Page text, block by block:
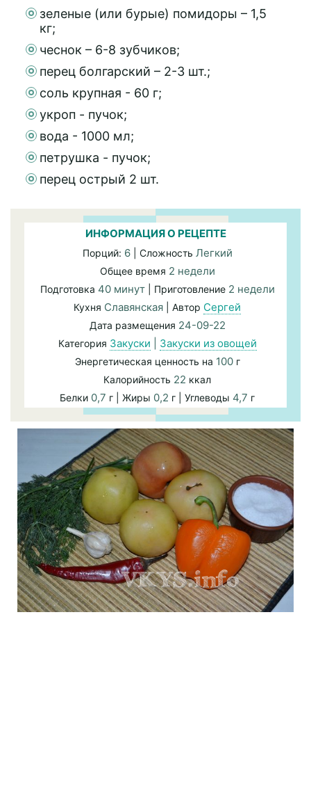
зеленые (или бурые) помидоры – 1,5
кг;
чеснок – 6-8 зубчиков;
перец болгарский – 2-3 шт.;
соль крупная - 60 г;
укроп - пучок;
вода - 1000 мл;
петрушка - пучок;
перец острый 2 шт.
ИНФОРМАЦИЯ О РЕЦЕПТЕ
Порций: 6| Сложность Легкий
Общее время 2 недели
Подготовка 40 минут| Приготовление 2 недели
Кухня Славянская | Автор Сергей
Дата размещения 24-09-22
Категория Закуски Закуски из овощей
Энергетическая ценность на 100г
Калорийность 22 ккал
Белки 0,7 г | Жиры 0,2 г | Углеводы 4,7 г